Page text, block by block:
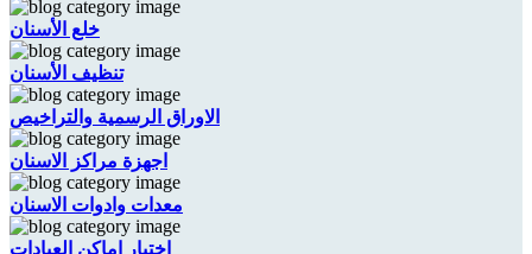
خلع الأسنان
تنظيف الأسنان
الاوراق الرسمية والتراخيص
اجهزة مراكز الاسنان
معدات وادوات الاسنان
اختيار اماكن العيادات